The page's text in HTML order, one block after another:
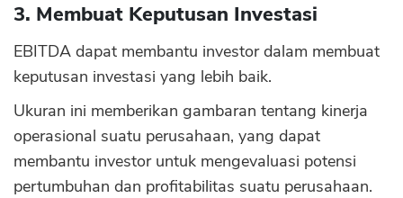
3. Membuat Keputusan Investasi
EBITDA dapat membantu investor dalam membuat
keputusan investasi yang lebih baik.
Ukuran ini memberikan gambaran tentang kinerja
operasional suatu perusahaan, yang dapat
membantu investor untuk mengevaluasi potensi
pertumbuhan dan profitabilitas suatu perusahaan.